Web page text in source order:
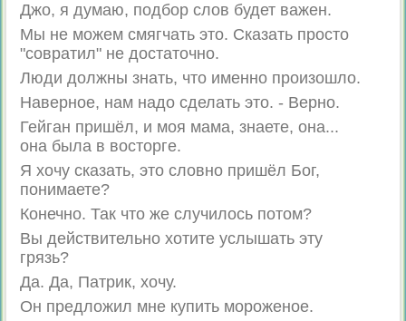
Джо, я думаю, подбор слов будет важен.
Мы не можем смягчать это. Сказать просто
"совратил" не достаточно.
Люди должны знать, что именно произошло.
Наверное, нам надо сделать это. - Верно.
Гейган пришёл, и моя мама, знаете, она...
она была в восторге.
Я хочу сказать, это словно пришёл Бог,
понимаете?
Конечно. Так что же случилось потом?
Вы действительно хотите услышать эту
грязь?
Да. Да, Патрик, хочу.
Он предложил мне купить мороженое.